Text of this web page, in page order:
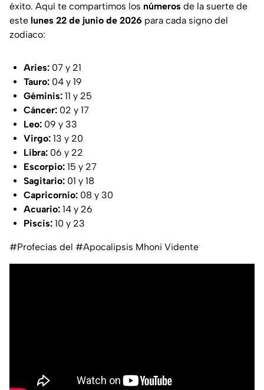
éxito. Aquí te compartimos los números de la suerte de
este lunes 22 de junio de 2026 para cada signo del
zodiaco:
Aries: 07 y 21
Tauro: 04 y 19
Géminis: 11 y 25
Cáncer: 02 y 17
Leo: 09 y 33
Virgo: 13 y 20
Libra: 06 y 22
Escorpio: 15 y 27
Sagitario: 01 y 18
Capricornio: 08 y 30
Acuario: 14 y 26
Piscis: 10 y 23
#Profecías del #Apocalipsis Mhoni Vidente